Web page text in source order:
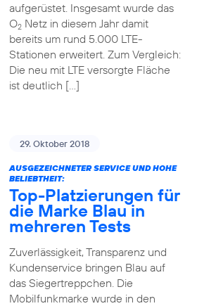
aufgerüstet. Insgesamt wurde das
O2Netz in diesem Jahr damit
bereits um rund 5.000 LTE-
Stationen erweitert. Zum Vergleich:
Die neu mit LTE versorgte Fläche
ist deutlich […]
29. Oktober 2018
AUSGEZEICHNETER SERVICE UND HOHE
BELIEBTHEIT:
Top-Platzierungen für
die Marke Blau in
mehreren Tests
Zuverlässigkeit, Transparenz und
Kundenservice bringen Blau auf
das Siegertreppchen. Die
Mobilfunkmarke wurde in den